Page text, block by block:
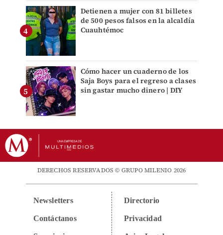
Detienen a mujer con 81 billetes
de 500 pesos falsos en la alcaldía
Cuauhtémoc
Cómo hacer un cuaderno de los
Saja Boys para el regreso a clases
sin gastar mucho dinero | DIY
DERECHOS RESERVADOS © GRUPO MILENIO 2026
Newsletters
Contáctanos
Directorio
Privacidad